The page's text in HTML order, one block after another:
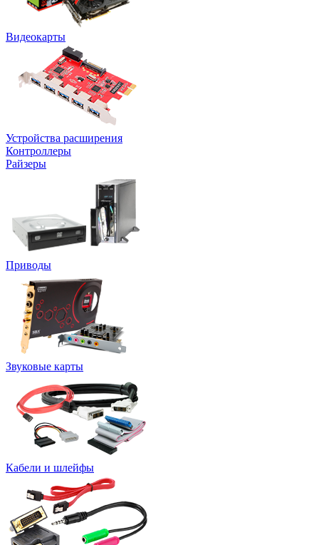
Видеокарты
Устройства расширения
Контроллеры
Райзеры
Приводы
Звуковые карты
Кабели и шлейфы